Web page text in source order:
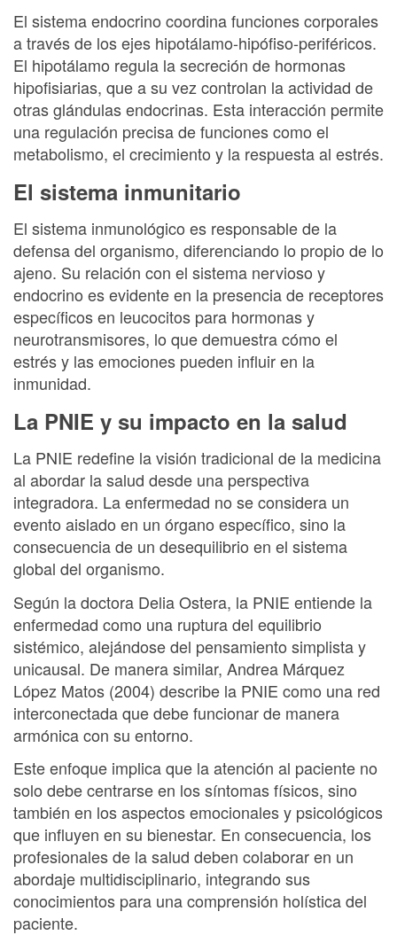
El sistema endocrino coordina funciones corporales
a través de los ejes hipotálamo-hipófiso-periféricos.
El hipotálamo regula la secreción de hormonas
hipofisiarias, que a su vez controlan la actividad de
otras glándulas endocrinas. Esta interacción permite
una regulación precisa de funciones como el
metabolismo, el crecimiento y la respuesta al estrés.
El sistema inmunitario
El sistema inmunológico es responsable de la
defensa del organismo, diferenciando lo propio de lo
ajeno. Su relación con el sistema nervioso y
endocrino es evidente en la presencia de receptores
específicos en leucocitos para hormonas y
neurotransmisores, lo que demuestra cómo el
estrés y las emociones pueden influir en la
inmunidad.
La PNIE y su impacto en la salud
La PNIE redefine la visión tradicional de la medicina
al abordar la salud desde una perspectiva
integradora. La enfermedad no se considera un
evento aislado en un órgano específico, sino la
consecuencia de un desequilibrio en el sistema
global del organismo.
Según la doctora Delia Ostera, la PNIE entiende la
enfermedad como una ruptura del equilibrio
sistémico, alejándose del pensamiento simplista y
unicausal. De manera similar, Andrea Márquez
López Matos (2004) describe la PNIE como una red
interconectada que debe funcionar de manera
armónica con su entorno.
Este enfoque implica que la atención al paciente no
solo debe centrarse en los síntomas físicos, sino
también en los aspectos emocionales y psicológicos
que influyen en su bienestar. En consecuencia, los
profesionales de la salud deben colaborar en un
abordaje multidisciplinario, integrando sus
conocimientos para una comprensión holística del
paciente.